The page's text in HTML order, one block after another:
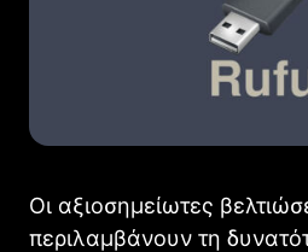
Οι αξιοσημείωτες
περιλαμβάνουν τη